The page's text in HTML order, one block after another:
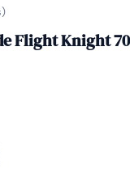
Flight Knight